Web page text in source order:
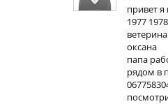
привет
1977
оксана
папа
рядом в